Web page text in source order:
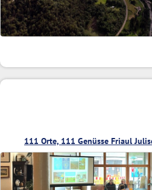
111 Orte, 111 Genüsse Friaul